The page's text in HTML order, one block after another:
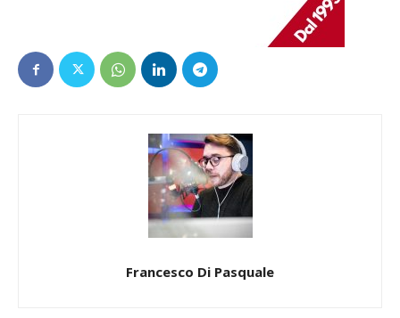
Francesco Di Pasquale